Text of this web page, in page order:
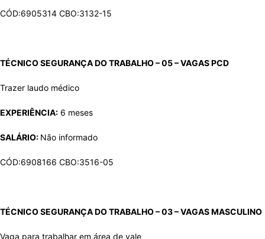
CÓD:6905314 CBO:3132-15
TÉCNICO SEGURANÇA DO TRABALHO – 05 – VAGASPCD
Trazer laudo médico
EXPERIÊNCIA: 6 meses
SALÁRIO: Não informado
CÓD:6908166 CBO:3516-05
TÉCNICO SEGURANÇA DO TRABALHO – 03 – VAGASMASCULINO
Vaga para trabalhar em área de vale